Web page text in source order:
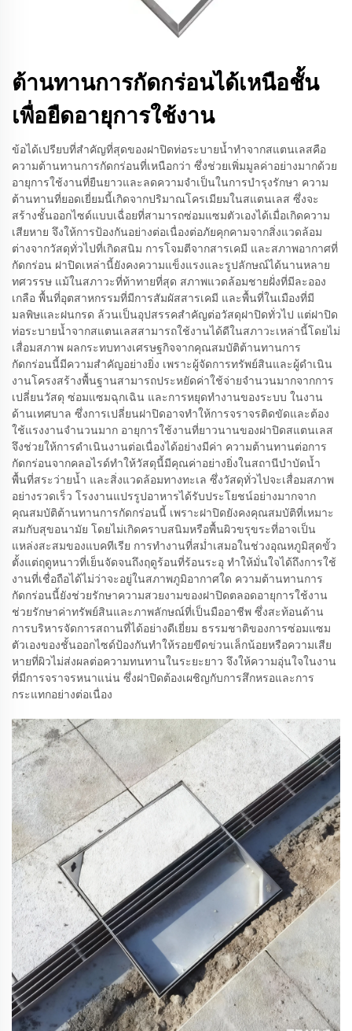
ต้านทานการกัดกร่อนได้เหนือชั้น
เพื่อยืดอายุการใช้งาน
ข้อได้เปรียบที่สำคัญที่สุดของฝาปิดท่อระบายน้ำทำจากสแตนเลสคือ
ความต้านทานการกัดกร่อนที่เหนือกว่า ซึ่งช่วยเพิ่มมูลค่าอย่างมากด้วย
อายุการใช้งานที่ยืนยาวและลดความจำเป็นในการบำรุงรักษา ความ
ต้านทานที่ยอดเยี่ยมนี้เกิดจากปริมาณโครเมียมในสแตนเลส ซึ่งจะ
สร้างชั้นออกไซด์แบบเฉื่อยที่สามารถซ่อมแซมตัวเองได้เมื่อเกิดความ
เสียหาย จึงให้การป้องกันอย่างต่อเนื่องต่อภัยคุกคามจากสิ่งแวดล้อม
ต่างจากวัสดุทั่วไปที่เกิดสนิม การโจมตีจากสารเคมี และสภาพอากาศที่
กัดกร่อน ฝาปิดเหล่านี้ยังคงความแข็งแรงและรูปลักษณ์ได้นานหลาย
ทศวรรษ แม้ในสภาวะที่ท้าทายที่สุด สภาพแวดล้อมชายฝั่งที่มีละออง
เกลือ พื้นที่อุตสาหกรรมที่มีการสัมผัสสารเคมี และพื้นที่ในเมืองที่มี
มลพิษและฝนกรด ล้วนเป็นอุปสรรคสำคัญต่อวัสดุฝาปิดทั่วไป แต่ฝาปิด
ท่อระบายน้ำจากสแตนเลสสามารถใช้งานได้ดีในสภาวะเหล่านี้โดยไม่
เสื่อมสภาพ ผลกระทบทางเศรษฐกิจจากคุณสมบัติต้านทานการ
กัดกร่อนนี้มีความสำคัญอย่างยิ่ง เพราะผู้จัดการทรัพย์สินและผู้ดำเนิน
งานโครงสร้างพื้นฐานสามารถประหยัดค่าใช้จ่ายจำนวนมากจากการ
เปลี่ยนวัสดุ ซ่อมแซมฉุกเฉิน และการหยุดทำงานของระบบ ในงาน
ด้านเทศบาล ซึ่งการเปลี่ยนฝาปิดอาจทำให้การจราจรติดขัดและต้อง
ใช้แรงงานจำนวนมาก อายุการใช้งานที่ยาวนานของฝาปิดสแตนเลส
จึงช่วยให้การดำเนินงานต่อเนื่องได้อย่างมีค่า ความต้านทานต่อการ
กัดกร่อนจากคลอไรด์ทำให้วัสดุนี้มีคุณค่าอย่างยิ่งในสถานีบำบัดน้ำ
พื้นที่สระว่ายน้ำ และสิ่งแวดล้อมทางทะเล ซึ่งวัสดุทั่วไปจะเสื่อมสภาพ
อย่างรวดเร็ว โรงงานแปรรูปอาหารได้รับประโยชน์อย่างมากจาก
คุณสมบัติต้านทานการกัดกร่อนนี้ เพราะฝาปิดยังคงคุณสมบัติที่เหมาะ
สมกับสุขอนามัย โดยไม่เกิดคราบสนิมหรือพื้นผิวขรุขระที่อาจเป็น
แหล่งสะสมของแบคทีเรีย การทำงานที่สม่ำเสมอในช่วงอุณหภูมิสุดขั้ว
ตั้งแต่ฤดูหนาวที่เย็นจัดจนถึงฤดูร้อนที่ร้อนระอุ ทำให้มั่นใจได้ถึงการใช้
งานที่เชื่อถือได้ไม่ว่าจะอยู่ในสภาพภูมิอากาศใด ความต้านทานการ
กัดกร่อนนี้ยังช่วยรักษาความสวยงามของฝาปิดตลอดอายุการใช้งาน
ช่วยรักษาค่าทรัพย์สินและภาพลักษณ์ที่เป็นมืออาชีพ ซึ่งสะท้อนด้าน
การบริหารจัดการสถานที่ได้อย่างดีเยี่ยม ธรรมชาติของการซ่อมแซม
ตัวเองของชั้นออกไซด์ป้องกันทำให้รอยขีดข่วนเล็กน้อยหรือความเสีย
หายที่ผิวไม่ส่งผลต่อความทนทานในระยะยาว จึงให้ความอุ่นใจในงาน
ที่มีการจราจรหนาแน่น ซึ่งฝาปิดต้องเผชิญกับการสึกหรอและการ
กระแทกอย่างต่อเนื่อง